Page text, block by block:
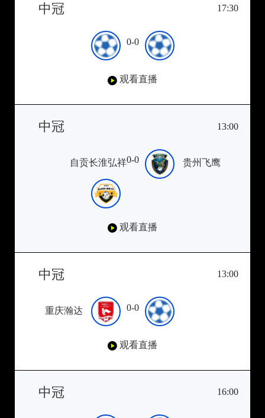
中冠 17:30
0-0
观看直播
中冠 13:00
自贡长淮弘祥0-0 贵州飞鹰
观看直播
中冠 13:00
重庆瀚达 0-0
观看直播
中冠 16:00